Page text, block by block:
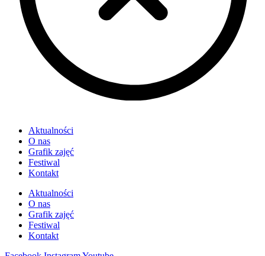
Aktualności
O nas
Grafik zajęć
Festiwal
Kontakt
Aktualności
O nas
Grafik zajęć
Festiwal
Kontakt